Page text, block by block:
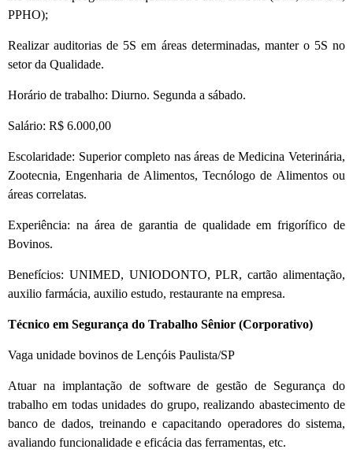
PPHO);
Realizar auditorias de 5S em áreas determinadas, manter o 5S no
setor da Qualidade.
Horário de trabalho: Diurno. Segunda a sábado.
Salário: R$ 6.000,00
Escolaridade: Superior completo nas áreas de Medicina Veterinária,
Zootecnia, Engenharia de Alimentos, Tecnólogo de Alimentos ou
áreas correlatas.
Experiência: na área de garantia de qualidade em frigorífico de
Bovinos.
Benefícios: UNIMED, UNIODONTO, PLR, cartão alimentação,
auxilio farmácia, auxilio estudo, restaurante na empresa.
Técnico em Segurança do Trabalho Sênior (Corporativo)
Vaga unidade bovinos de Lençóis Paulista/SP
Atuar na implantação de software de gestão de Segurança do
trabalho em todas unidades do grupo, realizando abastecimento de
banco de dados, treinando e capacitando operadores do sistema,
avaliando funcionalidade e eficácia das ferramentas, etc.